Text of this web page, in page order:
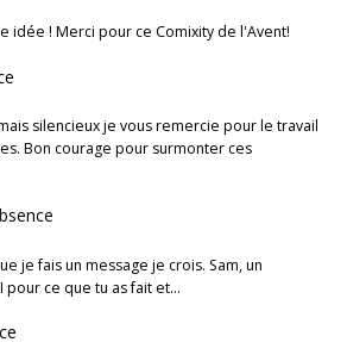
idée ! Merci pour ce Comixity de l'Avent!
silencieux je vous remercie pour le travail
Bon courage pour surmonter ces
je fais un message je crois. Sam, un
pour ce que tu as fait et…